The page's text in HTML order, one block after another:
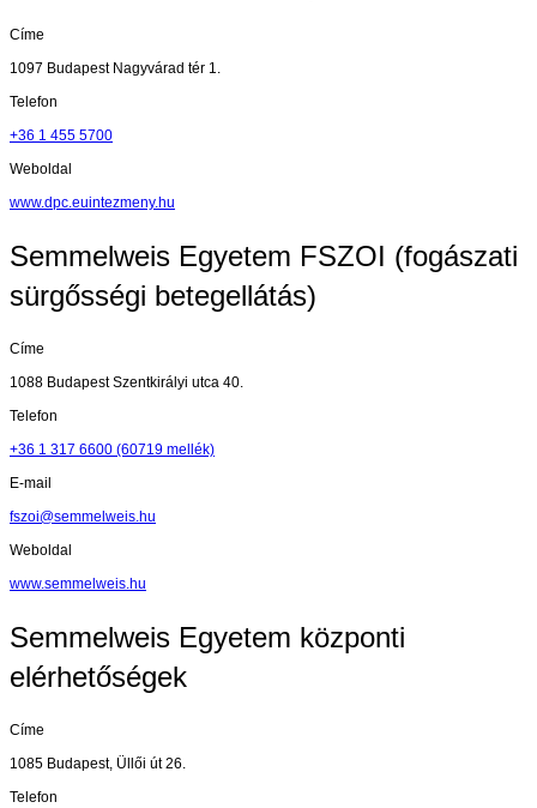
Címe
1097 Budapest Nagyvárad tér 1.
Telefon
+36 1 455 5700
Weboldal
www.dpc.euintezmeny.hu
Semmelweis Egyetem FSZOI (fogászati
sürgősségi betegellátás)
Címe
1088 Budapest Szentkirályi utca 40.
Telefon
+36 1 317 6600 (60719 mellék)
E-mail
fszoi@semmelweis.hu
Weboldal
www.semmelweis.hu
Semmelweis Egyetem központi
elérhetőségek
Címe
1085 Budapest, Üllői út 26.
Telefon